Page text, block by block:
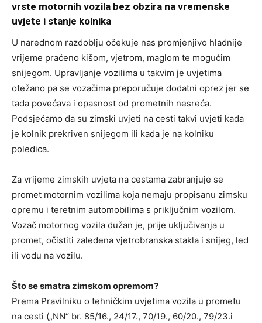
vrste motornih vozila bez obzira na vremenske
uvjete i stanje kolnika
U narednom razdoblju očekuje nas promjenjivo hladnije
vrijeme praćeno kišom, vjetrom, maglom te mogućim
snijegom. Upravljanje vozilima u takvim je uvjetima
otežano pa se vozačima preporučuje dodatni oprez jer se
tada povećava i opasnost od prometnih nesreća.
Podsjećamo da su zimski uvjeti na cesti takvi uvjeti kada
je kolnik prekriven snijegom ili kada je na kolniku
poledica.
Za vrijeme zimskih uvjeta na cestama zabranjuje se
promet motornim vozilima koja nemaju propisanu zimsku
opremu i teretnim automobilima s priključnim vozilom.
Vozač motornog vozila dužan je, prije uključivanja u
promet, očistiti zaleđena vjetrobranska stakla i snijeg, led
ili vodu na vozilu.
Što se smatra zimskom opremom?
Prema Pravilniku o tehničkim uvjetima vozila u prometu
na cesti („NN“ br. 85/16., 24/17., 70/19., 60/20., 79/23.i